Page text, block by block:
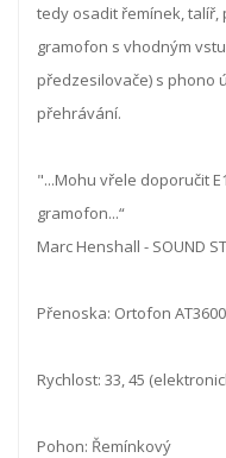
tedy osadit řemínek,
gramofon s vhodným
předzesilovače) s phono
přehrávání.
"...Mohu vřele doporučit
gramofon...“
Marc Henshall - SOUND
Přenoska: Ortofon
Rychlost: 33, 45
Pohon: Řemínkový